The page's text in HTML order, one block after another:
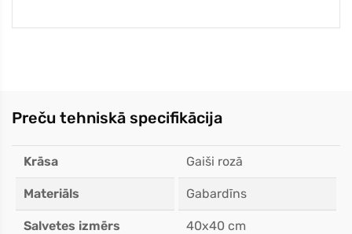
Preču tehniskā specifikācija
Krāsa Gaiši rozā
Materiāls Gabardīns
Salvetes izmērs 40x40 cm